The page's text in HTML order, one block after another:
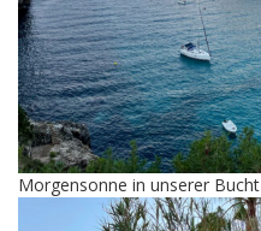
Morgensonne in unserer Bucht